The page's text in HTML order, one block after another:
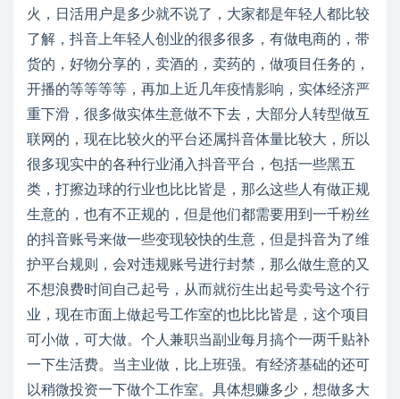
火，日活用户是多少就不说了，大家都是年轻人都比较
了解，抖音上年轻人创业的很多很多，有做电商的，带
货的，好物分享的，卖酒的，卖药的，做项目任务的，
开播的等等等等，再加上近几年疫情影响，实体经济严
重下滑，很多做实体生意做不下去，大部分人转型做互
联网的，现在比较火的平台还属抖音体量比较大，所以
很多现实中的各种行业涌入抖音平台，包括一些黑五
类，打擦边球的行业也比比皆是，那么这些人有做正规
生意的，也有不正规的，但是他们都需要用到一千粉丝
的抖音账号来做一些变现较快的生意，但是抖音为了维
护平台规则，会对违规账号进行封禁，那么做生意的又
不想浪费时间自己起号，从而就衍生出起号卖号这个行
业，现在市面上做起号工作室的也比比皆是，这个项目
可小做，可大做。个人兼职当副业每月搞个一两千贴补
一下生活费。当主业做，比上班强。有经济基础的还可
以稍微投资一下做个工作室。具体想赚多少，想做多大